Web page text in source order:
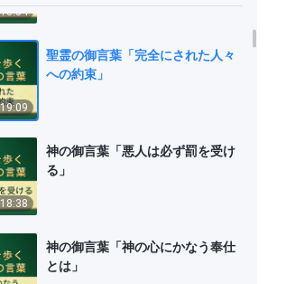
13:54
19:09
聖霊の御言葉「完全にされた人々
への約束」
18:38
神の御言葉「悪人は必ず罰を受け
る」
神の御言葉「神の心にかなう奉仕
とは」